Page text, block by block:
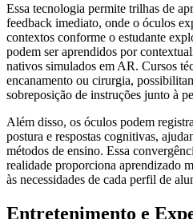
Essa tecnologia permite trilhas de
feedback imediato, onde o óculos
contextos conforme o estudante
podem ser aprendidos por
nativos simulados em AR. Cursos
encanamento ou cirurgia,
sobreposição de instruções junto à
Além disso, os óculos podem
postura e respostas cognitivas,
métodos de ensino. Essa
realidade proporciona aprendizado
às necessidades de cada perfil de
Entretenimento e